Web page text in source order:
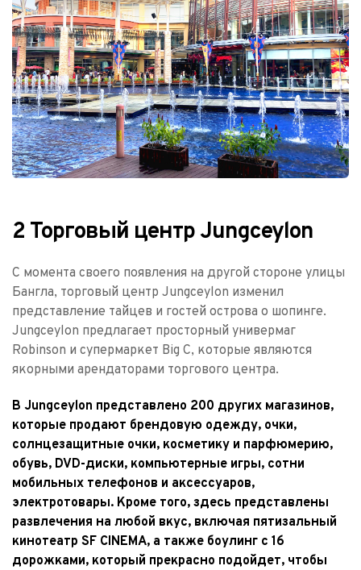
2 Торговый центр Jungceylon
С момента своего появления на другой стороне улицы
Бангла, торговый центр Jungceylon изменил
представление тайцев и гостей острова о шопинге.
Jungceylon предлагает просторный универмаг
Robinson и супермаркет Big C, которые являются
якорными арендаторами торгового центра.
В Jungceylon представлено 200 других магазинов,
которые продают брендовую одежду, очки,
солнцезащитные очки, косметику и парфюмерию,
обувь, DVD-диски, компьютерные игры, сотни
мобильных телефонов и аксессуаров,
электротовары. Кроме того, здесь представлены
развлечения на любой вкус, включая пятизальный
кинотеатр SF CINEMA, а также боулинг с 16
дорожками, который прекрасно подойдет, чтобы